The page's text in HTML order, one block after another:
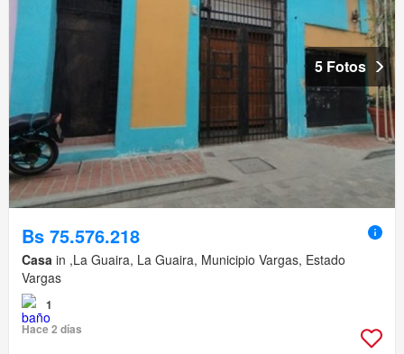
5 Fotos
Bs 75.576.218
Casa in ,La Guaira, La Guaira, Municipio Vargas, Estado
Vargas
1
Hace 2 días